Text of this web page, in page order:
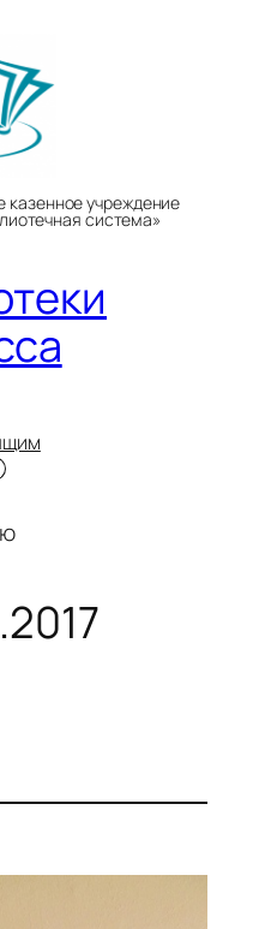
учреждение
система»